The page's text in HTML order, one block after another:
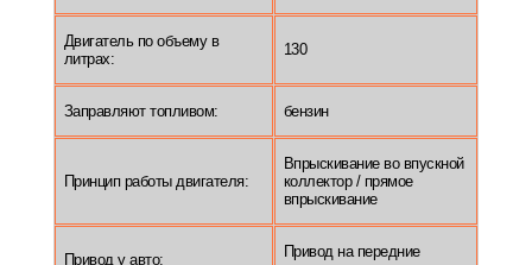
Двигатель по объему в
литрах:
130
Заправляют топливом: бензин
Принцип работы двигателя:
Впрыскивание во впускной
коллектор / прямое
впрыскивание
Привод у авто:
Привод на передние